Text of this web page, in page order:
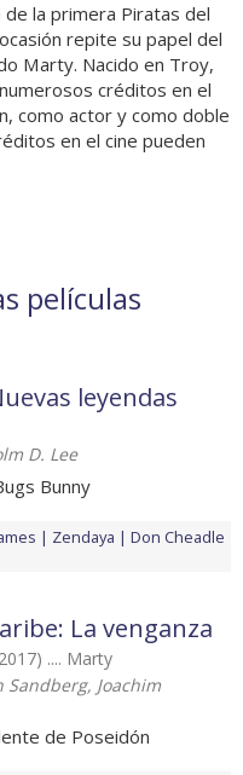
la primera Piratas del
repite su papel del
Marty. Nacido en Troy,
créditos en el
como actor y como doble
en el cine pueden
películas
leyendas
D. Lee
Bunny
Zendaya
Don Cheadle
La venganza
.... Marty
Sandberg, Joachim
de Poseidón